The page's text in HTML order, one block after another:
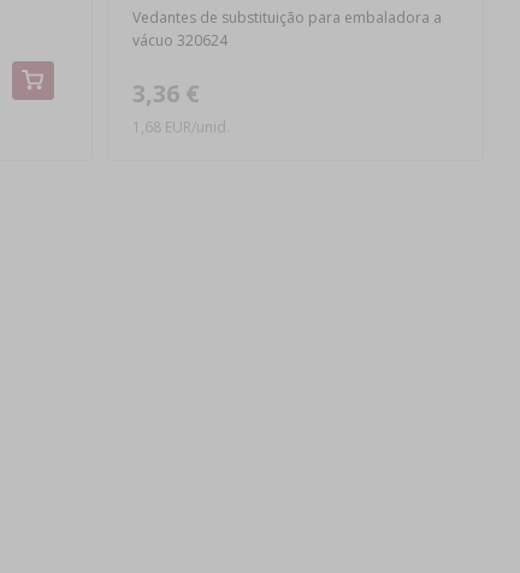
Vedantes de substituição para embaladora a
vácuo 320624
3,36 €
1,68 EUR/unid.